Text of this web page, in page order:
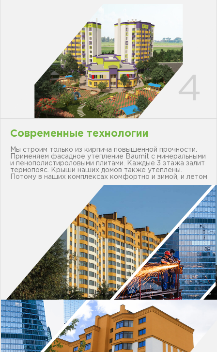
Современные технологии
Мы строим только из кирпича повышенной прочности.
Применяем фасадное утепление Baumit с минеральными
и пенополистироловыми плитами. Каждые 3 этажа залит
термопояс. Крыши наших домов также утеплены.
Потому в наших комплексах комфортно и зимой, и летом